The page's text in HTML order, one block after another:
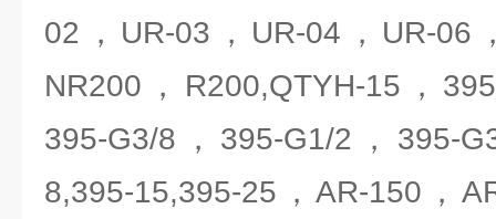
02，UR-03，UR-04，UR-06
NR200，R200,QTYH-15，
395-G3/8，395-G1/2，395-
8,395-15,395-25，AR-150，